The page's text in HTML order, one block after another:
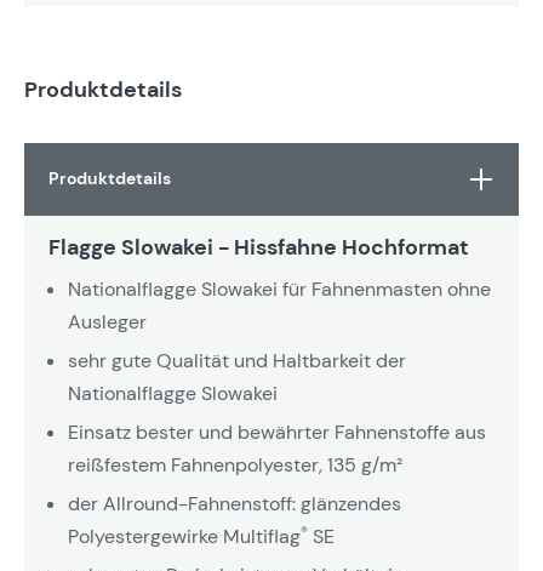
Produktdetails
Produktdetails
Flagge Slowakei - Hissfahne Hochformat
Nationalflagge Slowakei für Fahnenmasten ohne
Ausleger
sehr gute Qualität und Haltbarkeit der
Nationalflagge Slowakei
Einsatz bester und bewährter Fahnenstoffe aus
reißfestem Fahnenpolyester, 135 g/m²
der Allround-Fahnenstoff: glänzendes
Polyestergewirke Multiflag® SE